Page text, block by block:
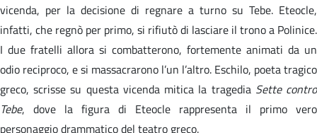
vicenda, per la decisione di regnare a turno su Tebe. Eteocle,
infatti, che regnò per primo, si rifiutò di lasciare il trono a Polinice.
I due fratelli allora si combatterono, fortemente animati da un
odio reciproco, e si massacrarono l’un l’altro. Eschilo, poeta tragico
greco, scrisse su questa vicenda mitica la tragedia Sette contro
Tebe, dove la figura di Eteocle rappresenta il primo vero
personaggio drammatico del teatro greco.